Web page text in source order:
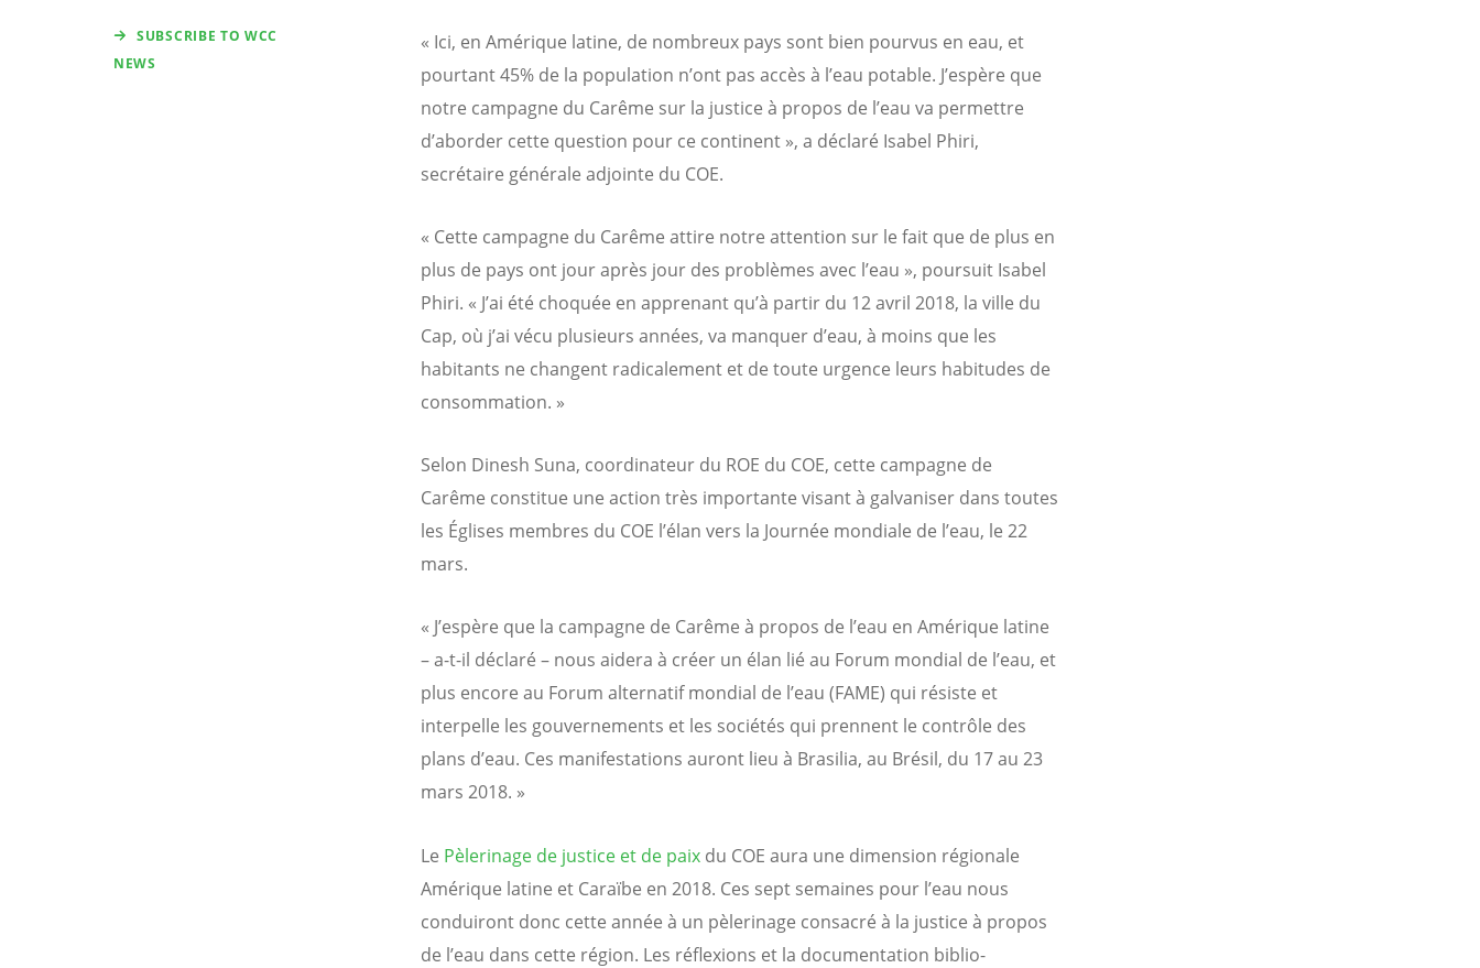
SUBSCRIBE TO WCC
NEWS
« Ici, en Amérique latine, de nombreux pays sont bien pourvus en eau, et
pourtant 45% de la population n’ont pas accès à l’eau potable. J’espère que
notre campagne du Carême sur la justice à propos de l’eau va permettre
d’aborder cette question pour ce continent », a déclaré Isabel Phiri,
secrétaire générale adjointe du COE.
« Cette campagne du Carême attire notre attention sur le fait que de plus en
plus de pays ont jour après jour des problèmes avec l’eau », poursuit Isabel
Phiri. « J’ai été choquée en apprenant qu’à partir du 12 avril 2018, la ville du
Cap, où j’ai vécu plusieurs années, va manquer d’eau, à moins que les
habitants ne changent radicalement et de toute urgence leurs habitudes de
consommation. »
Selon Dinesh Suna, coordinateur du ROE du COE, cette campagne de
Carême constitue une action très importante visant à galvaniser dans toutes
les Églises membres du COE l’élan vers la Journée mondiale de l’eau, le 22
mars.
« J’espère que la campagne de Carême à propos de l’eau en Amérique latine
– a-t-il déclaré – nous aidera à créer un élan lié au Forum mondial de l’eau, et
plus encore au Forum alternatif mondial de l’eau (FAME) qui résiste et
interpelle les gouvernements et les sociétés qui prennent le contrôle des
plans d’eau. Ces manifestations auront lieu à Brasilia, au Brésil, du 17 au 23
mars 2018. »
Le Pèlerinage de justice et de paix du COE aura une dimension régionale
Amérique latine et Caraïbe en 2018. Ces sept semaines pour l’eau nous
conduiront donc cette année à un pèlerinage consacré à la justice à propos
de l’eau dans cette région. Les réflexions et la documentation biblio-